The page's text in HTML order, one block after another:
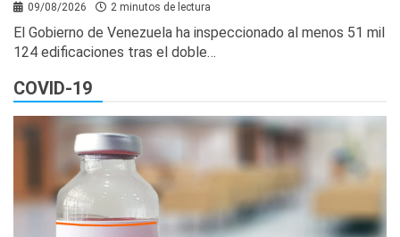
09/08/2026 2 minutos de lectura
El Gobierno de Venezuela ha inspeccionado al menos 51 mil
124 edificaciones tras el doble…
COVID-19